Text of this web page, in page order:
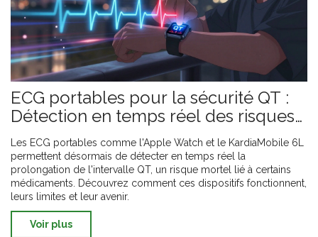
ECG portables pour la sécurité QT :
Détection en temps réel des risques
cardiaques
Les ECG portables comme l'Apple Watch et le KardiaMobile 6L
permettent désormais de détecter en temps réel la
prolongation de l'intervalle QT, un risque mortel lié à certains
médicaments. Découvrez comment ces dispositifs fonctionnent,
leurs limites et leur avenir.
Voir plus